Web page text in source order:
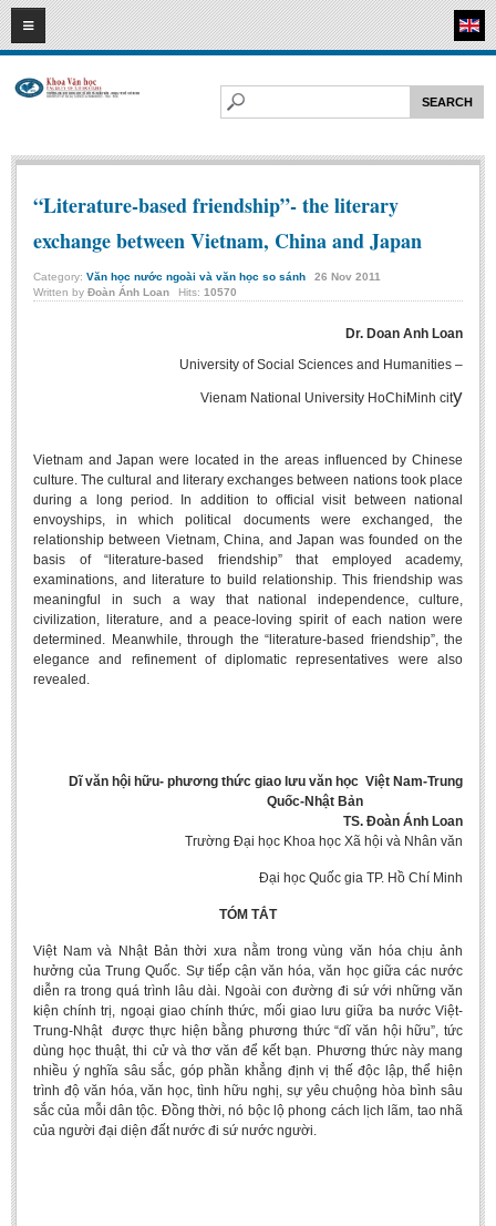
08 2026
HOME
Faculty of Literature
Department of Foreign Literatures and Comparative Literature
Department of Arts Studies
Center of Sinology and Nom Studies
ACADEMIC
Undergraduate: Regular Degree
Undergraduate: Honor Degree
Postgraduate
LITERARY WRITINGS & TRANSLATING
RESEARCH
Vietnamese Folk Culture
Foreign Literatures & Comparative Literature
Culture - History - Philosophy
Education
BA, MA, PhD. Theses
CONFERENCE
Studies on Vietnamese and Korean Literature and Films
Modernization process in Japanese literature and in the literatures of
“Literature-based friendship”- the literary
exchange between Vietnam, China and Japan
Category: Văn học nước ngoài và văn học so sánh 26 Nov 2011
Written by Đoàn Ánh Loan Hits: 10570
Dr. Doan Anh Loan
University of Social Sciences and Humanities –
Vienam National University HoChiMinh city
Vietnam and Japan were located in the areas influenced by Chinese
culture. The cultural and literary exchanges between nations took place
during a long period. In addition to official visit between national
envoyships, in which political documents were exchanged, the
relationship between Vietnam, China, and Japan was founded on the
basis of “literature-based friendship” that employed academy,
examinations, and literature to build relationship. This friendship was
meaningful in such a way that national independence, culture,
civilization, literature, and a peace-loving spirit of each nation were
determined. Meanwhile, through the “literature-based friendship”, the
elegance and refinement of diplomatic representatives were also
revealed.
Dĩ văn hội hữu- phương thức giao lưu văn học Việt Nam-Trung
Quốc-Nhật Bản
TS. Đoàn Ánh Loan
Trường Đại học Khoa học Xã hội và Nhân văn
Đại học Quốc gia TP. Hồ Chí Minh
TÓM TẮT
Việt Nam và Nhật Bản thời xưa nằm trong vùng văn hóa chịu ảnh
hưởng của Trung Quốc. Sự tiếp cận văn hóa, văn học giữa các nước
diễn ra trong quá trình lâu dài. Ngoài con đường đi sứ với những văn
kiện chính trị, ngoại giao chính thức, mối giao lưu giữa ba nước Việt-
Trung-Nhật được thực hiện bằng phương thức “dĩ văn hội hữu”, tức
dùng học thuật, thi cử và thơ văn để kết bạn. Phương thức này mang
nhiều ý nghĩa sâu sắc, góp phần khẳng định vị thế độc lập, thể hiện
trình độ văn hóa, văn học, tình hữu nghị, sự yêu chuộng hòa bình sâu
sắc của mỗi dân tộc. Đồng thời, nó bộc lộ phong cách lịch lãm, tao nhã
của người đại diện đất nước đi sứ nước người.